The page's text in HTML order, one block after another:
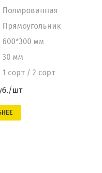
Полированная
Прямоугольник
600*300 мм
30 мм
1 сорт / 2 сорт
шт